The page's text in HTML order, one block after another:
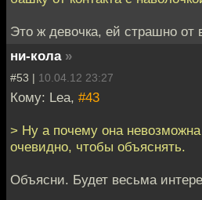
Это ж девочка, ей страшно от
ни-кола »
#53 | 10.04.12 23:27
Кому: Lea, #43
> Ну а почему она
очевидно, чтобы объяснять.
Объясни. Будет весьма